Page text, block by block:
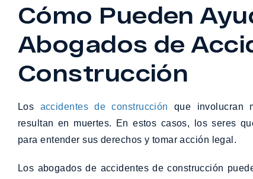
Cómo Pueden
Abogados de
Construcción
Los accidentes de construcción
que involucran
resultan en muertes. En estos casos, los seres
para entender sus derechos y tomar acción legal.
Los abogados de accidentes de construcción